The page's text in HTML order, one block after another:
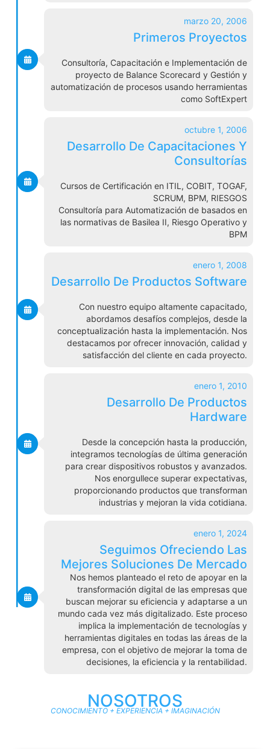
marzo 20, 2006
Primeros Proyectos
Consultoría, Capacitación e Implementación de
proyecto de Balance Scorecard y Gestión y
automatización de procesos usando herramientas
como SoftExpert
octubre 1, 2006
Desarrollo De Capacitaciones Y
Consultorías
Cursos de Certificación en ITIL, COBIT, TOGAF,
SCRUM, BPM, RIESGOS
Consultoría para Automatización de basados en
las normativas de Basilea II, Riesgo Operativo y
BPM
enero 1, 2008
Desarrollo De Productos Software
Con nuestro equipo altamente capacitado,
abordamos desafíos complejos, desde la
conceptualización hasta la implementación. Nos
destacamos por ofrecer innovación, calidad y
satisfacción del cliente en cada proyecto.
enero 1, 2010
Desarrollo De Productos
Hardware
Desde la concepción hasta la producción,
integramos tecnologías de última generación
para crear dispositivos robustos y avanzados.
Nos enorgullece superar expectativas,
proporcionando productos que transforman
industrias y mejoran la vida cotidiana.
enero 1, 2024
Seguimos Ofreciendo Las
Mejores Soluciones De Mercado
Nos hemos planteado el reto de apoyar en la
transformación digital de las empresas que
buscan mejorar su eficiencia y adaptarse a un
mundo cada vez más digitalizado. Este proceso
implica la implementación de tecnologías y
herramientas digitales en todas las áreas de la
empresa, con el objetivo de mejorar la toma de
decisiones, la eficiencia y la rentabilidad.
NOSOTROS
CONOCIMIENTO + EXPERIENCIA + IMAGINACIÓN